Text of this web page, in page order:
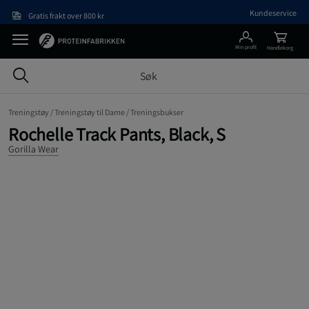
Gratis frakt over 800 kr Kundeservice
Min profil Handlekorg
Treningstøy /Treningstøy til Dame /Treningsbukser
Rochelle Track Pants, Black, S
Gorilla Wear